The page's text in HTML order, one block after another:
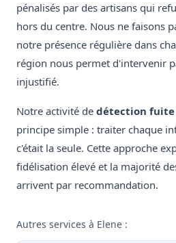
pénalisés par des artisans qui
hors du centre. Nous ne faisons
notre présence régulière dans
région nous permet d'intervenir
injustifié.
Notre activité de détection fuite
principe simple : traiter chaque
c'était la seule. Cette approche
fidélisation élevé et la majorité
arrivent par recommandation.
Autres services à Elene :